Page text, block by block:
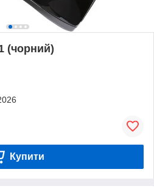
(чорний)
Купити